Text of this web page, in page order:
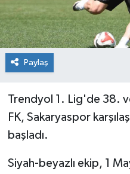
Paylaş
Trendyol 1. Lig'de 38.
FK, Sakaryaspor
başladı.
Siyah-beyazlı ekip, 1